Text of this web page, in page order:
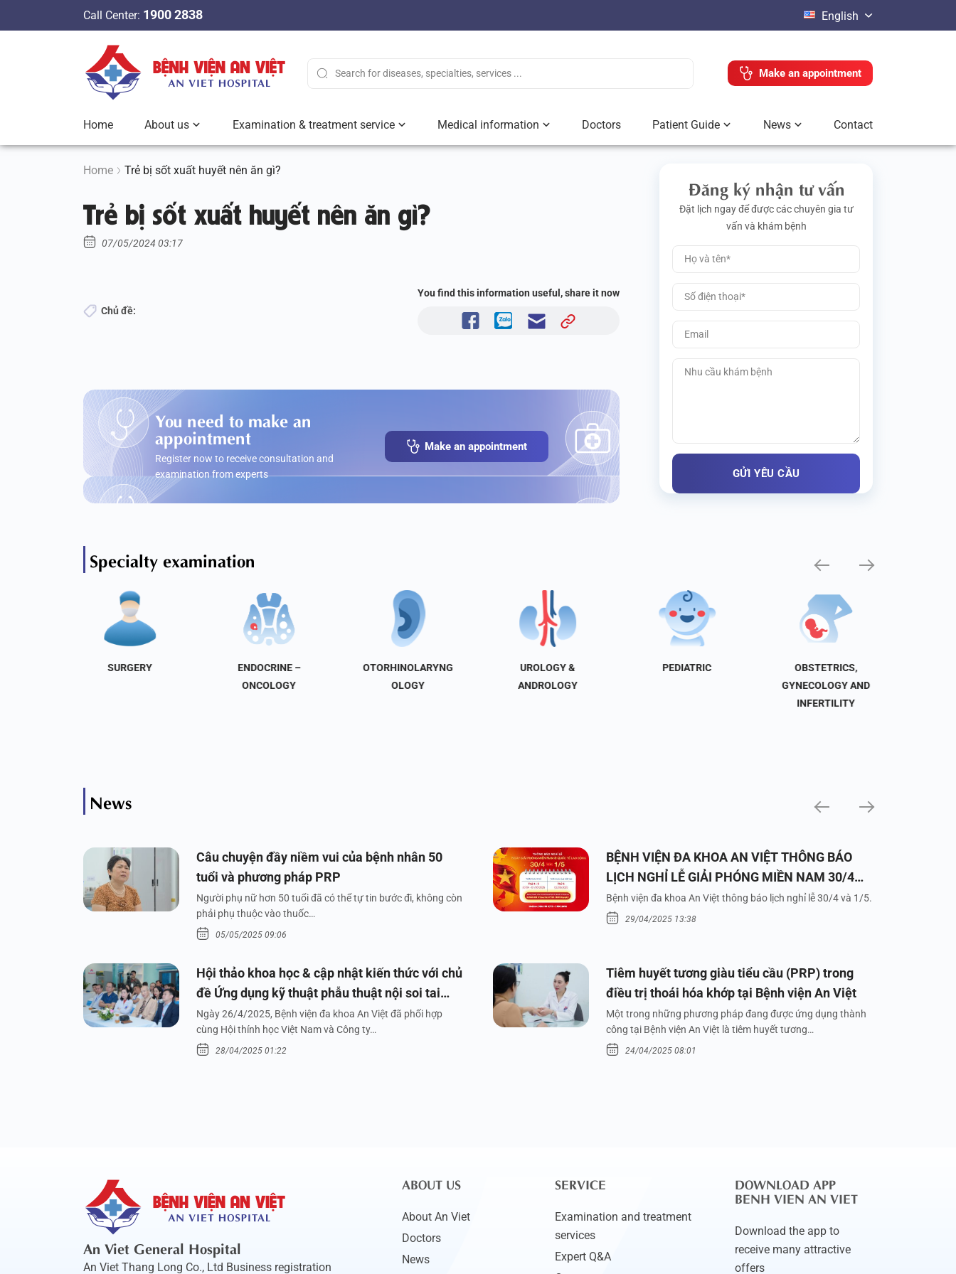
n
Call Center: 1900 2838 English
Make an appointment
Home About us Examination & treatment service Medical information Doctors Patient Guide News Contact
Home Trẻ bị sốt xuất huyết nên ăn gì?
Trẻ bị sốt xuất huyết nên ăn gì?
07/05/2024 03:17
Chủ đề:
You find this information useful, share it now
You need to make an
appointment
Register now to receive consultation and
examination from experts
Make an appointment
Đăng ký nhận tư vấn
Đặt lịch ngay để được các chuyên gia tư
vấn và khám bệnh
Specialty examination
SURGERY
ENDOCRINE –
ONCOLOGY
OTORHINOLARYNG
OLOGY
UROLOGY &
ANDROLOGY
PEDIATRIC
OBSTETRICS,
GYNECOLOGY AND
INFERTILITY
News
Câu chuyện đầy niềm vui của bệnh nhân 50
tuổi và phương pháp PRP
Người phụ nữ hơn 50 tuổi đã có thể tự tin bước đi, không còn
phải phụ thuộc vào thuốc…
05/05/2025 09:06
BỆNH VIỆN ĐA KHOA AN VIỆT THÔNG BÁO
LỊCH NGHỈ LỄ GIẢI PHÓNG MIỀN NAM 30/4
VÀ QUỐC TẾ LAO ĐỘNG 1/5/2025
Bệnh viện đa khoa An Việt thông báo lịch nghỉ lễ 30/4 và 1/5.
29/04/2025 13:38
Hội thảo khoa học & cập nhật kiến thức với chủ
đề Ứng dụng kỹ thuật phẫu thuật nội soi tai
dưới nước
Ngày 26/4/2025, Bệnh viện đa khoa An Việt đã phối hợp
cùng Hội thính học Việt Nam và Công ty…
28/04/2025 01:22
Tiêm huyết tương giàu tiểu cầu (PRP) trong
điều trị thoái hóa khớp tại Bệnh viện An Việt
Một trong những phương pháp đang được ứng dụng thành
công tại Bệnh viện An Việt là tiêm huyết tương…
24/04/2025 08:01
An Viet General Hospital
An Viet Thang Long Co., Ltd Business registration
ABOUT US
About An Viet
Doctors
News
SERVICE
Examination and treatment
services
Expert Q&A
DOWNLOAD APP
BENH VIEN AN VIET
Download the app to
receive many attractive
offers